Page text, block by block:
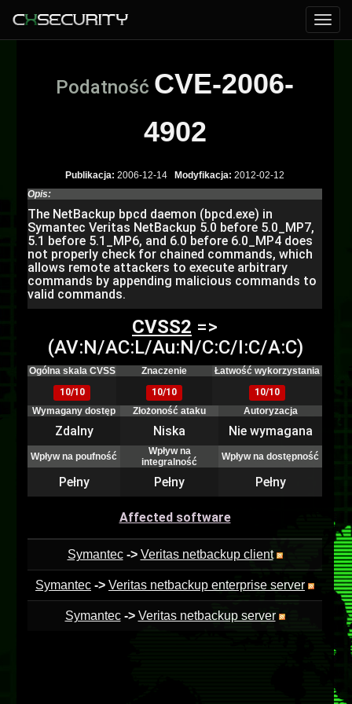
Podatność CVE-2006-
4902
Publikacja: 2006-12-14 Modyfikacja: 2012-02-12
Opis:
The NetBackup bpcd daemon (bpcd.exe) in
Symantec Veritas NetBackup 5.0 before 5.0_MP7,
5.1 before 5.1_MP6, and 6.0 before 6.0_MP4 does
not properly check for chained commands, which
allows remote attackers to execute arbitrary
commands by appending malicious commands to
valid commands.
CVSS2 =>
(AV:N/AC:L/Au:N/C:C/I:C/A:C)
Ogólna skala CVSS Znaczenie
Łatwość wykorzystania
10/10
10/10
10/10
Wymagany dostęp
Złożoność ataku Autoryzacja
Zdalny Niska Nie wymagana
Wpływ na poufność
Wpływ na
integralność
Wpływ na dostępność
Pełny Pełny Pełny
Affected software
Symantec -> Veritas netbackup client
Symantec -> Veritas netbackup enterprise server
Symantec -> Veritas netbackup server